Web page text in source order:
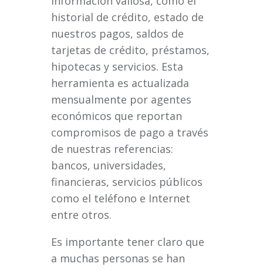
historial de crédito, estado de
nuestros pagos, saldos de
tarjetas de crédito, préstamos,
hipotecas y servicios. Esta
herramienta es actualizada
mensualmente por agentes
económicos que reportan
compromisos de pago a través
de nuestras referencias:
bancos, universidades,
financieras, servicios públicos
como el teléfono e Internet
entre otros.
Es importante tener claro que
a muchas personas se han